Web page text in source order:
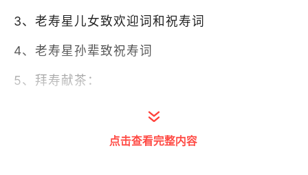
3、老寿星儿女致欢迎词和祝寿词
4、老寿星孙辈致祝寿词
5、拜寿献茶：
（1）儿子、儿媳、女儿、女婿拜寿献茶；
（2）孙辈拜寿献茶；点击查看完整内容